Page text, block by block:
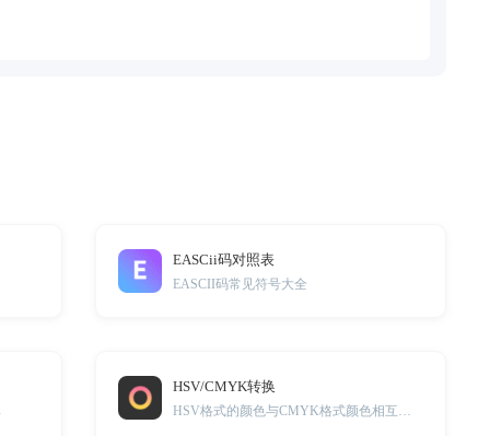
EASCii码对照表
EASCII码常见符号大全
HSV/CMYK转换